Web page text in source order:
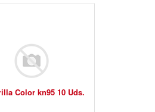
Color kn95 10 Uds.